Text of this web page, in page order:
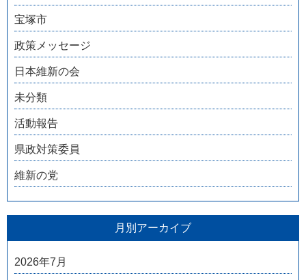
宝塚市
政策メッセージ
日本維新の会
未分類
活動報告
県政対策委員
維新の党
月別アーカイブ
2026年7月